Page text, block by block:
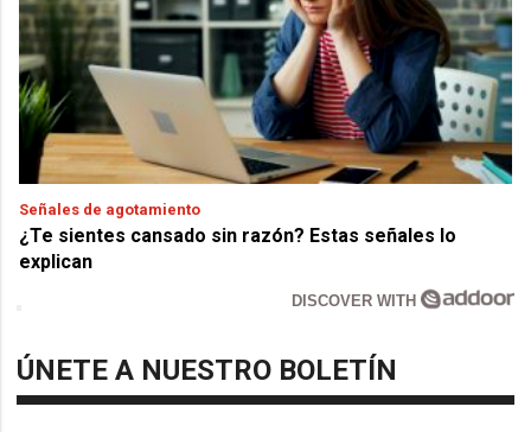
Señales de agotamiento
¿Te sientes cansado sin razón? Estas señales lo
explican
DISCOVER WITH
ÚNETE A NUESTRO BOLETÍN